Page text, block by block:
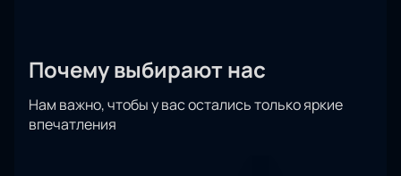
Минеев, известный своей уникальной техникой и
опытным бойцом Рафаэлем Карвальо, чья
решительность завоевали уважение по всему миру.
Почему выбирают нас
Нам важно, чтобы у вас остались только яркие
впечатления